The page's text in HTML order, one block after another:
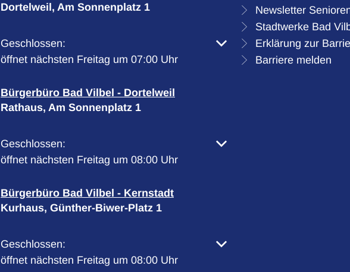
Dortelweil, Am Sonnenplatz 1
Klicken, um weitere Öffnungs- oder Schließzeiten auszublenden
Geschlossen:
öffnet nächsten Freitag um 07:00 Uhr
Bürgerbüro Bad Vilbel - Dortelweil
Rathaus, Am Sonnenplatz 1
Klicken, um weitere Öffnungs- oder Schließzeiten auszublenden
Geschlossen:
öffnet nächsten Freitag um 08:00 Uhr
Bürgerbüro Bad Vilbel - Kernstadt
Kurhaus, Günther-Biwer-Platz 1
Klicken, um weitere Öffnungs- oder Schließzeiten auszublenden
Geschlossen:
öffnet nächsten Freitag um 08:00 Uhr
Newsletter
Stadtwerke Bad
Erklärung zur
Barriere melden